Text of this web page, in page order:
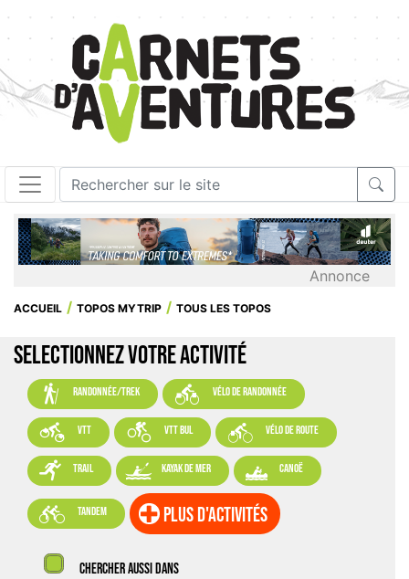
Annonce
ACCUEIL TOPOS MYTRIP TOUS LES TOPOS
SELECTIONNEZ VOTRE ACTIVITÉ
 randonnée/trek  vélo de randonnée
 VTT  VTT BUL  vélo de route
 trail  kayak de mer  canoë
 tandem plus d'activités
Chercher aussi dans